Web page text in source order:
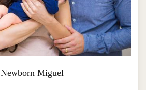
Newborn Miguel